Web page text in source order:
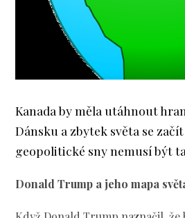
Kanada by měla utáhnout
Dánsku a zbytek světa se
geopolitické sny nemusí být
Donald Trump a jeho mapa